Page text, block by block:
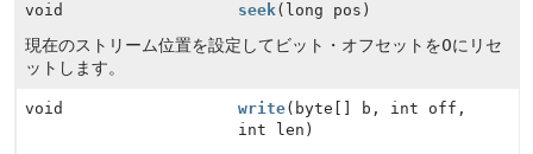
void seek(long pos)
現在のストリーム位置を設定してビット・オフセットを0にリセ
ットします。
void write(byte[] b, int off,
int len)